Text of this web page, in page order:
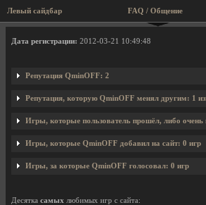
Левый сайдбар FAQ / Общение
Профиль пользователя
Дата регистрации: 2012-03-21 10:49:48
Репутация QminOFF: 2
Репутация, которую QminOFF менял другим: 1
Игры, которые пользователь прошёл, либо очень
Игры, которые QminOFF добавил на сайт: 0 игр
Игры, за которые QminOFF голосовал: 0 игр
Десятка самых любимых игр с сайта: